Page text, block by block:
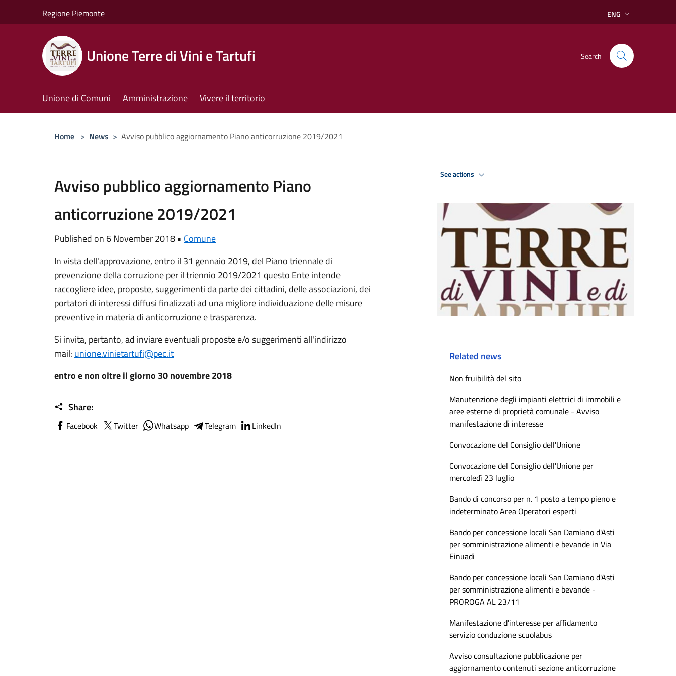
Regione Piemonte ENG
Unione Terre di Vini e Tartufi Search
Unione di Comuni Amministrazione Vivere il territorio
Home > News > Avviso pubblico aggiornamento Piano anticorruzione 2019/2021
Avviso pubblico aggiornamento Piano
anticorruzione 2019/2021
Published on 6 November 2018 • Comune
In vista dell'approvazione, entro il 31 gennaio 2019, del Piano triennale di
prevenzione della corruzione per il triennio 2019/2021 questo Ente intende
raccogliere idee, proposte, suggerimenti da parte dei cittadini, delle associazioni, dei
portatori di interessi diffusi finalizzati ad una migliore individuazione delle misure
preventive in materia di anticorruzione e trasparenza.
Si invita, pertanto, ad inviare eventuali proposte e/o suggerimenti all'indirizzo
mail: unione.vinietartufi@pec.it
entro e non oltre il giorno 30 novembre 2018
Share:
Facebook Twitter Whatsapp Telegram LinkedIn
See actions
Related news
Non fruibilità del sito
Manutenzione degli impianti elettrici di immobili e
aree esterne di proprietà comunale - Avviso
manifestazione di interesse
Convocazione del Consiglio dell'Unione
Convocazione del Consiglio dell'Unione per
mercoledì 23 luglio
Bando di concorso per n. 1 posto a tempo pieno e
indeterminato Area Operatori esperti
Bando per concessione locali San Damiano d'Asti
per somministrazione alimenti e bevande in Via
Einuadi
Bando per concessione locali San Damiano d'Asti
per somministrazione alimenti e bevande -
PROROGA AL 23/11
Manifestazione d'interesse per affidamento
servizio conduzione scuolabus
Avviso consultazione pubblicazione per
aggiornamento contenuti sezione anticorruzione